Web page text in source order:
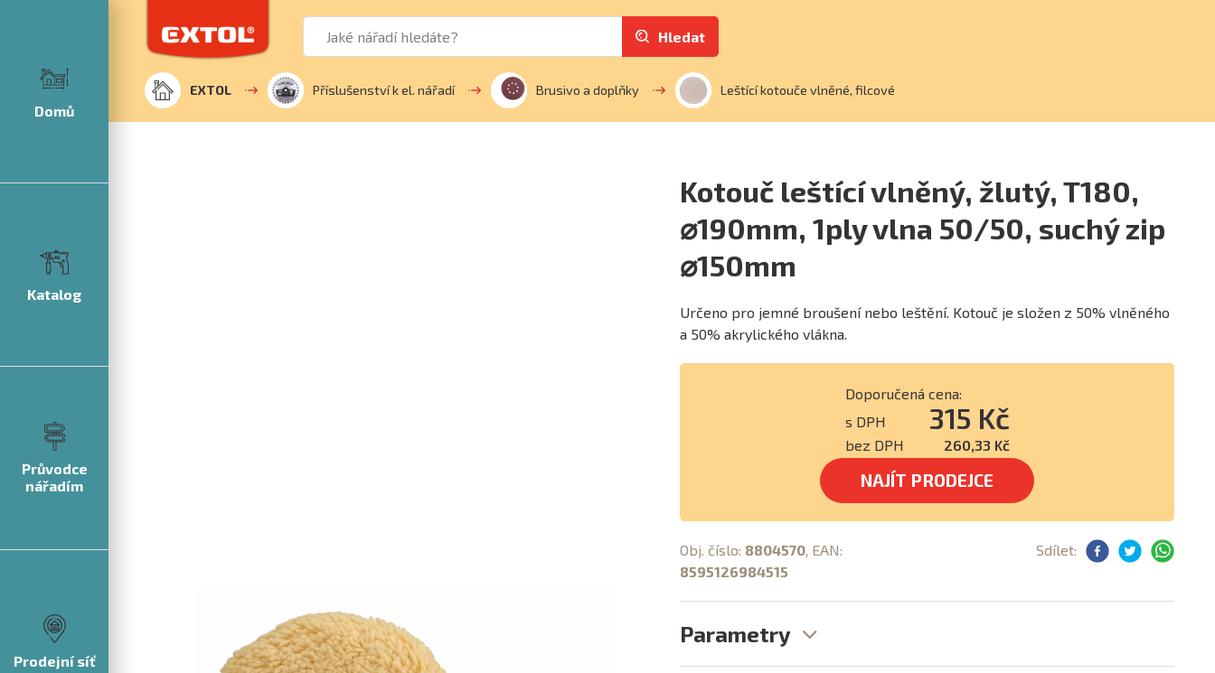
Domů
Katalog
Průvodce
nářadím
Prodejní síť
Hledat
EXTOL Příslušenství k el. nářadí Brusivo a doplňky Leštící kotouče vlněné, filcové
Kotouč leštící vlněný, žlutý, T180,
⌀190mm, 1ply vlna 50/50, suchý zip
⌀150mm
Určeno pro jemné broušení nebo leštění. Kotouč je složen z 50% vlněného
a 50% akrylického vlákna.
Doporučená cena:
s DPH
315 Kč
bez DPH 260,33 Kč
NAJÍT PRODEJCE
Obj. číslo: 8804570, EAN:
8595126984515
Sdílet:
Parametry